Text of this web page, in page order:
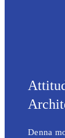
Denna